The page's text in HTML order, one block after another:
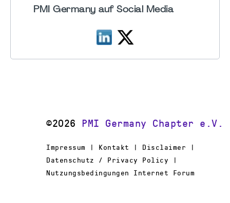
PMI Germany auf Social Media
©2026 PMI Germany Chapter e.V.
Impressum | Kontakt | Disclaimer |
Datenschutz / Privacy Policy |
Nutzungsbedingungen Internet Forum